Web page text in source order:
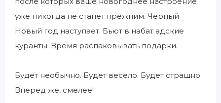
уже никогда не станет прежним. Черный
Новый год наступает. Бьют в набат адские
куранты. Время распаковывать подарки.
Будет необычно. Будет весело. Будет страшно.
Вперед же, смелее!